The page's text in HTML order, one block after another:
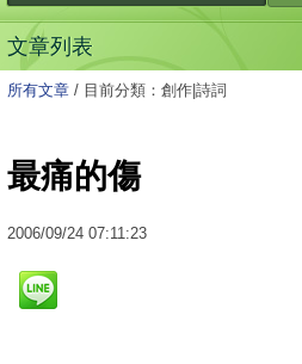
文章列表
所有文章 / 目前分類：創作|詩詞
最痛的傷
2006/09/24 07:11:23